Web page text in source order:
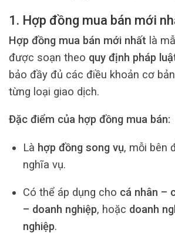
1. Hợp đồng mua bán mới
Hợp đồng mua bán mới nhất là
được soạn theo quy định pháp
bảo đầy đủ các điều khoản cơ
từng loại giao dịch.
Đặc điểm của hợp đồng mua bán:
Là hợp đồng song vụ, mỗi bên
nghĩa vụ.
Có thể áp dụng cho cá nhân –
– doanh nghiệp, hoặc doanh
nghiệp.